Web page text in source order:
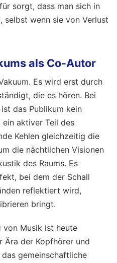
sorgt, dass man sich in
selbst wenn sie von Verlust
als Co-Autor
Es wird erst durch
die es hören. Bei
das Publikum kein
ein aktiver Teil des
Kehlen gleichzeitig die
die nächtlichen Visionen
des Raums. Es
bei dem der Schall
reflektiert wird,
bringt.
von Musik ist heute
Ära der Kopfhörer und
gemeinschaftliche